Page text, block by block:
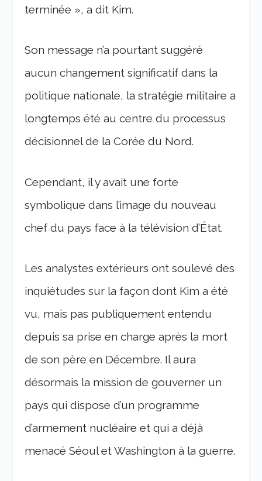
terminée », a dit Kim.
Son message n’a pourtant suggéré
aucun changement significatif dans la
politique nationale, la stratégie militaire a
longtemps été au centre du processus
décisionnel de la Corée du Nord.
Cependant, il y avait une forte
symbolique dans l’image du nouveau
chef du pays face à la télévision d’État.
Les analystes extérieurs ont soulevé des
inquiétudes sur la façon dont Kim a été
vu, mais pas publiquement entendu
depuis sa prise en charge après la mort
de son père en Décembre. Il aura
désormais la mission de gouverner un
pays qui dispose d’un programme
d’armement nucléaire et qui a déjà
menacé Séoul et Washington à la guerre.